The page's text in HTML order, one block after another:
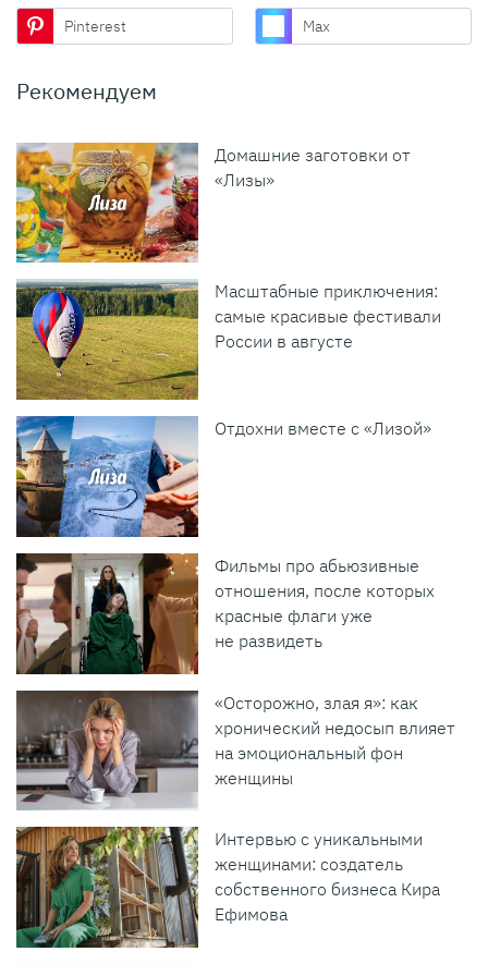
Pinterest Max
Рекомендуем
Домашние заготовки от
«Лизы»
Масштабные приключения:
самые красивые фестивали
России в августе
Отдохни вместе с «Лизой»
Фильмы про абьюзивные
отношения, после которых
красные флаги уже
не развидеть
«Осторожно, злая я»: как
хронический недосып влияет
на эмоциональный фон
женщины
Интервью с уникальными
женщинами: создатель
собственного бизнеса Кира
Ефимова